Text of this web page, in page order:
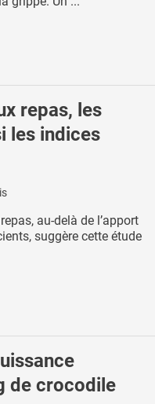
repas, les
les indices
au-delà de l’apport
suggère cette étude
de crocodile